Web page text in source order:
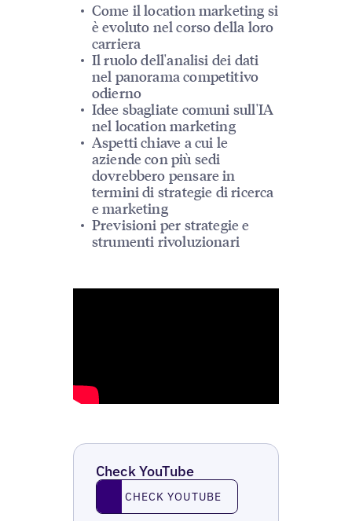
Come il location marketing si
è evoluto nel corso della loro
carriera
Il ruolo dell'analisi dei dati
nel panorama competitivo
odierno
Idee sbagliate comuni sull'IA
nel location marketing
Aspetti chiave a cui le
aziende con più sedi
dovrebbero pensare in
termini di strategie di ricerca
e marketing
Previsioni per strategie e
strumenti rivoluzionari
Check YouTube
Check YouTube
CHECK YOUTUBE